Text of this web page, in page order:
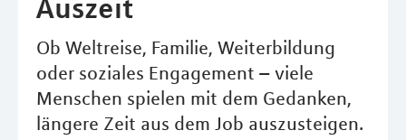
Auszeit
Ob Weltreise, Familie, Weiterbildung
oder soziales Engagement – viele
Menschen spielen mit dem Gedanken,
längere Zeit aus dem Job auszusteigen.